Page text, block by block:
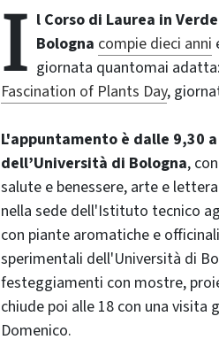
I l Corso di Laurea in
Bologna compie dieci anni
giornata quantomai
Fascination of Plants Day,
L'appuntamento è dalle 9,30
dell’Università di Bologna,
salute e benessere, arte e
nella sede dell'Istituto tecnico
con piante aromatiche e
sperimentali dell'Università di
festeggiamenti con mostre,
chiude poi alle 18 con una
Domenico.